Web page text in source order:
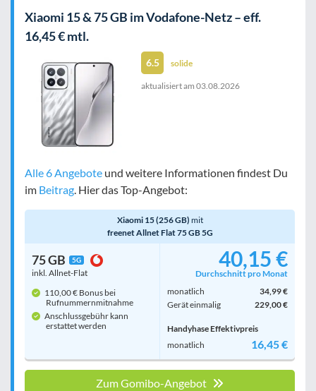
Xiaomi 15 & 75 GB im Vodafone-Netz – eff.
16,45 € mtl.
6.5 solide
aktualisiert am 03.08.2026
Alle 6 Angebote und weitere Informationen findest Du
im Beitrag. Hier das Top-Angebot:
Xiaomi 15 (256 GB) mit
freenet Allnet Flat 75 GB 5G
75 GB 5G
inkl. Allnet-Flat
110,00 € Bonus bei
Rufnummern­mitnahme
Anschlussgebühr kann
erstattet werden
40,15 €
Durchschnitt pro Monat
monatlich
34,99 €
Gerät einmalig
229,00 €
Handyhase Effektivpreis
monatlich
16,45 €
Zum Gomibo-Angebot